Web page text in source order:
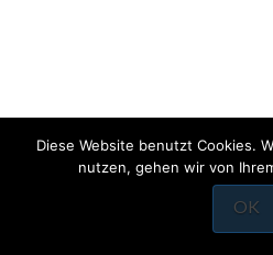
Diese Website benutzt Cookies.
nutzen, gehen wir von
OK